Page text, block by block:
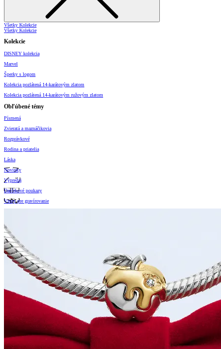
Všetky Kolekcie
Všetky Kolekcie
Kolekcie
DISNEY kolekcia
Marvel
Šperky s logom
Kolekcia pozlátená 14-karátovým zlatom
Kolekcia pozlátená 14-karátovým ružovým zlatom
Obľúbené témy
Písmená
Zvieratá a maznáčikovia
Rozprávkové
Rodina a priatelia
Láska
Novinky
Výpredaj
Darčekové poukazy
Vzory pre gravírovanie